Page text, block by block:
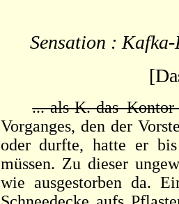
Sensation :
...-als-K.-das
Vorganges, den der
oder durfte, hatte er
müssen. Zu dieser
wie ausgestorben da.